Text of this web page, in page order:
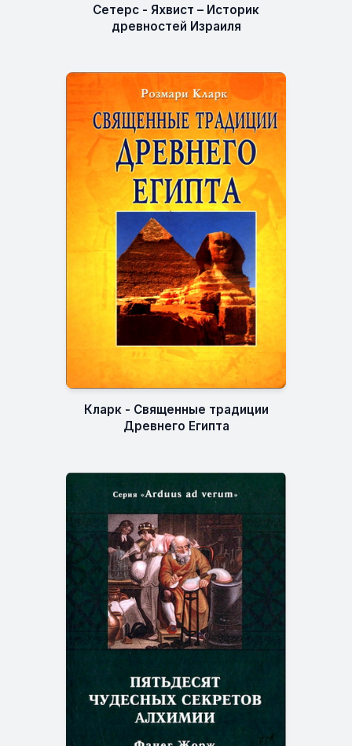
Сетерс - Яхвист – Историк
древностей Израиля
Кларк - Священные традиции
Древнего Египта